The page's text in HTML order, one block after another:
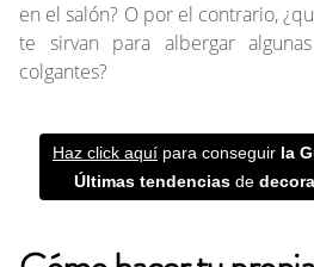
en el salón? O por el contrario,
te sirvan para albergar
colgantes?
Haz click aquí para conseguir la G
Últimas tendenciasde